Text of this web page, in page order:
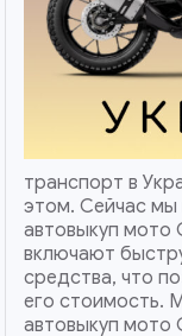
транспорт в
этом. Сейчас мы
автовыкуп мото
включают
средства, что
его стоимость.
автовыкуп мото